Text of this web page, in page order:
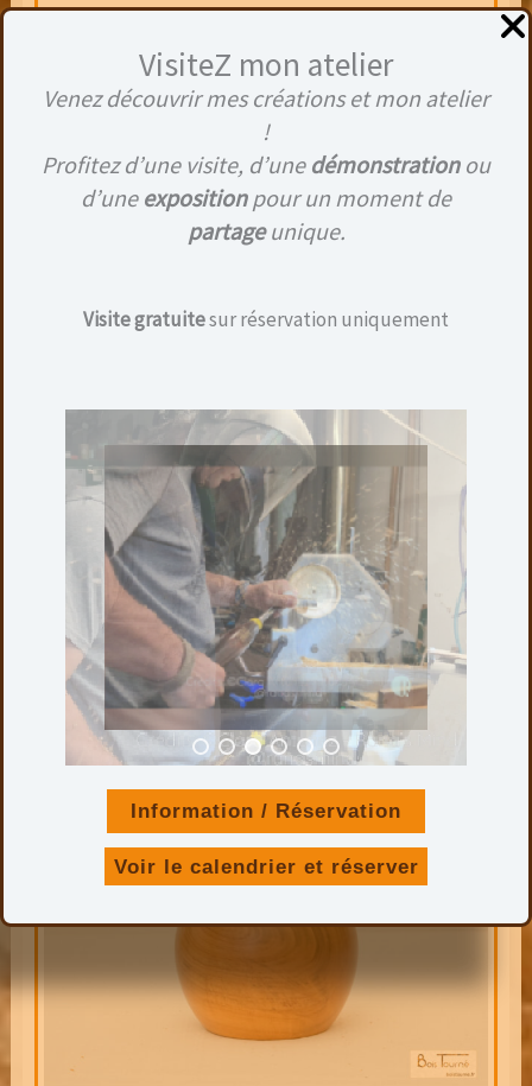
VisiteZ mon atelier
Venez découvrir mes créations et mon atelier
!
Profitez d’une visite, d’une démonstrationou
d’une expositionpour un moment de
partageunique.
Visite gratuitesur réservation uniquement
Information / Réservation
Voir le calendrier et réserver
Hauteur : 16 cm
Finition : Ciré
Ajouter au panier
VASE EN FRÊNE
130,00€
Hauteur : 13 cm
Diamètre maxi. : 19 cm
Finition : ciré
Ajouter au panier